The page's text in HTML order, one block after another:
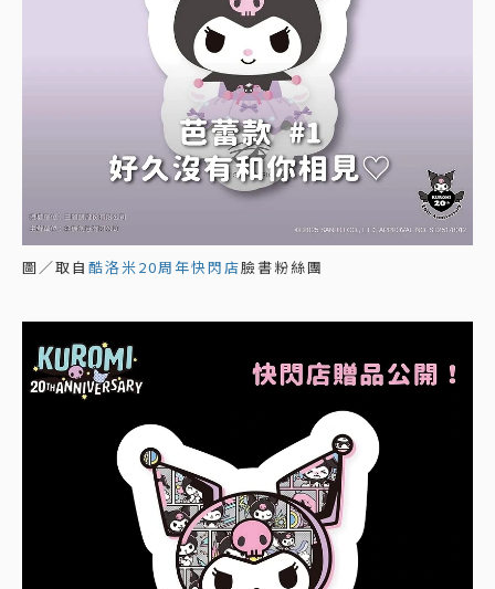
圖／取自 酷洛米20周年快閃店臉書粉絲團